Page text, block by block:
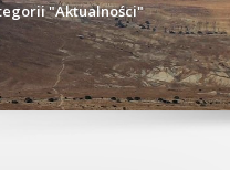
"Aktualności"